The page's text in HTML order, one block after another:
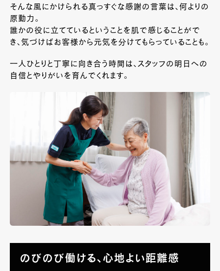
そんな風にかけられる真っすぐな感謝の言葉は、何よりの
原動力。
誰かの役に立てているということを肌で感じることがで
き、気づけばお客様から元気を分けてもらっていることも。
一人ひとりと丁寧に向き合う時間は、スタッフの明日への
自信とやりがいを育んでくれます。
のびのび働ける、心地よい距離感